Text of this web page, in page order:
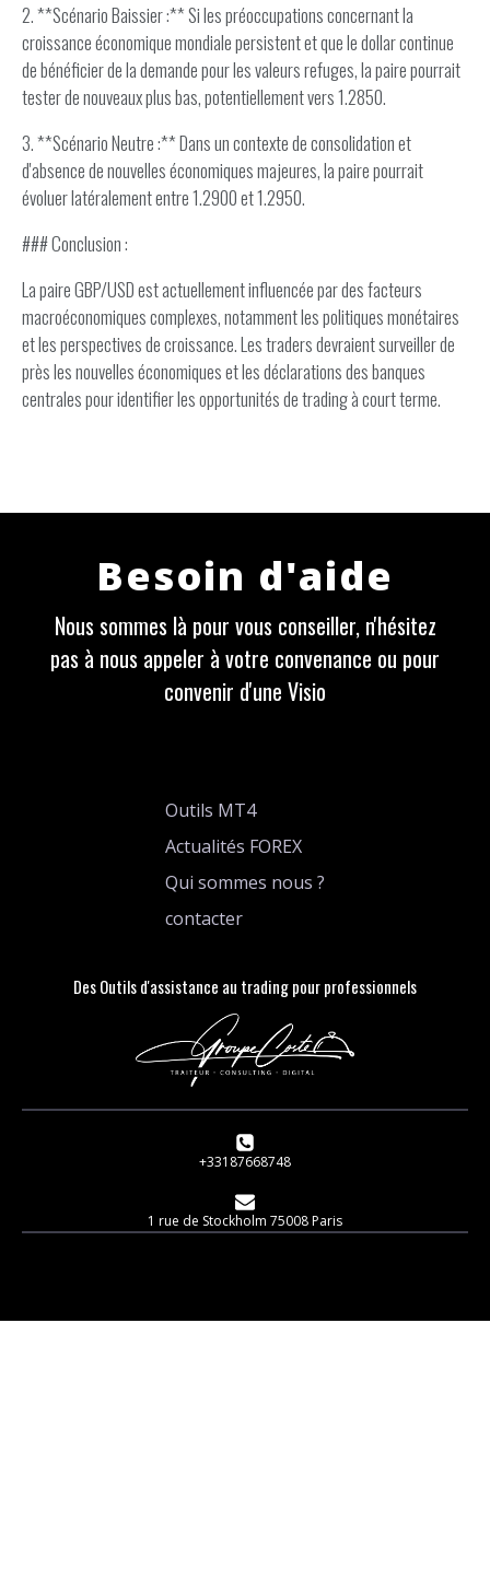
2. **Scénario Baissier :** Si les préoccupations concernant la
croissance économique mondiale persistent et que le dollar continue
de bénéficier de la demande pour les valeurs refuges, la paire pourrait
tester de nouveaux plus bas, potentiellement vers 1.2850.
3. **Scénario Neutre :** Dans un contexte de consolidation et
d'absence de nouvelles économiques majeures, la paire pourrait
évoluer latéralement entre 1.2900 et 1.2950.
### Conclusion :
La paire GBP/USD est actuellement influencée par des facteurs
macroéconomiques complexes, notamment les politiques monétaires
et les perspectives de croissance. Les traders devraient surveiller de
près les nouvelles économiques et les déclarations des banques
centrales pour identifier les opportunités de trading à court terme.
Besoin d'aide
Nous sommes là pour vous conseiller, n'hésitez
pas à nous appeler à votre convenance ou pour
convenir d'une Visio
Outils MT4
Actualités FOREX
Qui sommes nous ?
contacter
Des Outils d'assistance au trading pour professionnels
+33187668748
1 rue de Stockholm 75008 Paris